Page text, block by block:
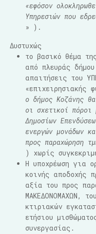
«εφόσον
Υπηρεσιών που
» ).
Δυστυχώς
το βασικό θέμα
από πλευράς
απαιτήσεις του
«επιχειρησιακής
ο δήμος Κοζάνης
οι σχετικοί πόροι
Δημοσίων
ενεργών μονάδων
προς παραχώρηση
) χωρίς
Η υποχρέωση για
κοινής αποδοχής
αξία του προς
ΜΑΚΕΔΟΝΟΜΑΧΩΝ,
κτιριακών
ετήσιου
συνεργασίας.